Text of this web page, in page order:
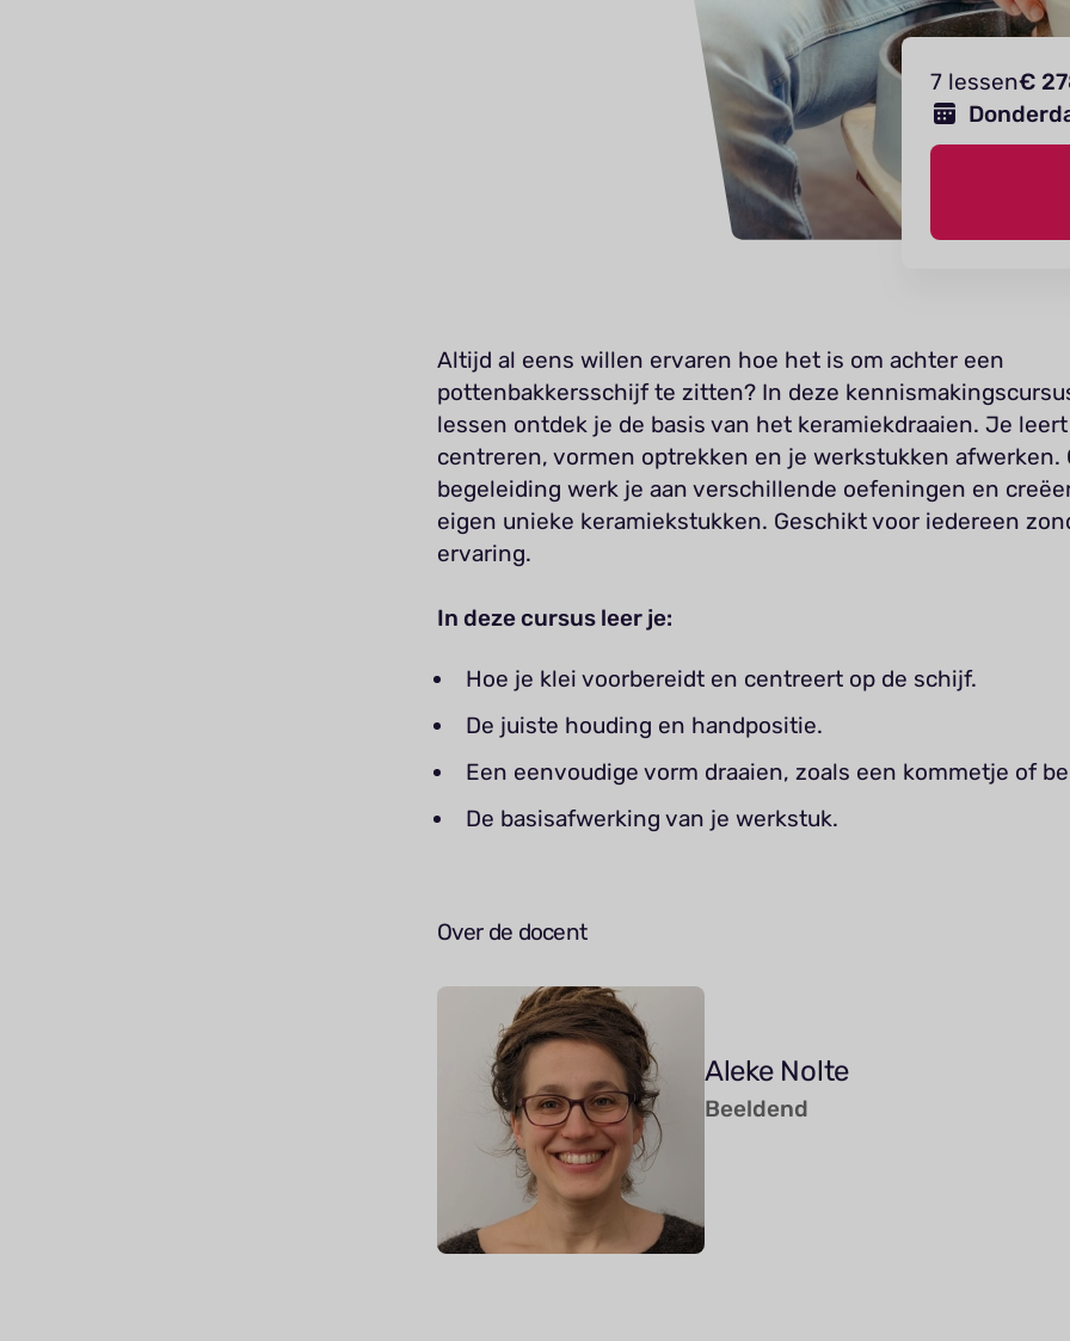
7 lessen€
Altijd al eens willen ervaren hoe het is om achter een
pottenbakkersschijf te zitten? In deze
lessen ontdek je de basis van het keramiekdraaien. Je
centreren, vormen optrekken en je werkstukken afwerken.
begeleiding werk je aan verschillende oefeningen en
eigen unieke keramiekstukken. Geschikt voor iedereen
ervaring.
In deze cursus leer je:
Hoe je klei voorbereidt en centreert op de schijf.
De juiste houding en handpositie.
Een eenvoudige vorm draaien, zoals een kommetje of
De basisafwerking van je werkstuk.
Over de docent
Aleke Nolte
Beeldend